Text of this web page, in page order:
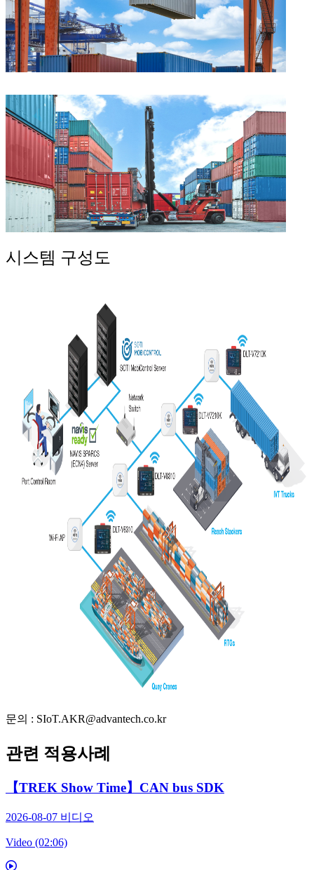
시스템 구성도
문의 : SIoT.AKR@advantech.co.kr
관련 적용사례
【TREK Show Time】CAN bus SDK
2026-08-07 비디오
Video (02:06)